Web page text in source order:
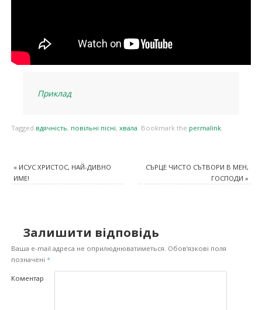
Приклад
Tagged вдячність, повільні пісні, хвала. Bookmark the permalink.
«ИСУС ХРИСТОС, НАЙ-ДИВНО
ИМЕ!
CЪРЦЕ ЧИСТО СЪТВОРИ В МЕН,
ГОСПОДИ»
Залишити відповідь
Ваша e-mail адреса не оприлюднюватиметься. Обов’язкові поля
позначені *
Коментар